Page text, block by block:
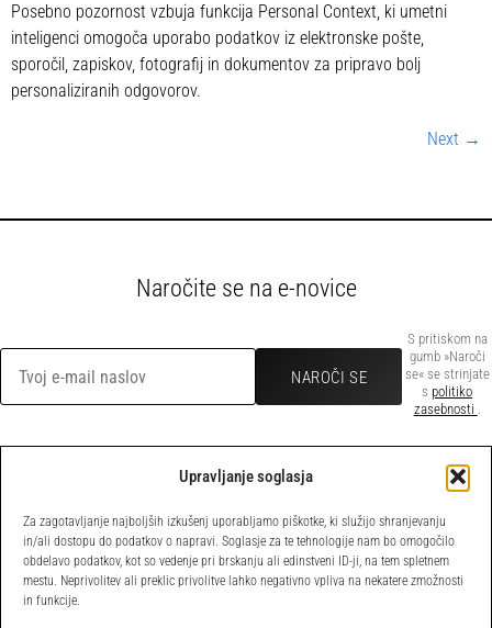
Upravljanje soglasja
Za zagotavljanje najboljših izkušenj uporabljamo piškotke, ki služijo shranjevanju
in/ali dostopu do podatkov o napravi. Soglasje za te tehnologije nam bo omogočilo
obdelavo podatkov, kot so vedenje pri brskanju ali edinstveni ID-ji, na tem spletnem
mestu. Neprivolitev ali preklic privolitve lahko negativno vpliva na nekatere zmožnosti
in funkcije.
Posebno pozornost vzbuja funkcija Personal Context, ki umetni
inteligenci omogoča uporabo podatkov iz elektronske pošte,
sporočil, zapiskov, fotografij in dokumentov za pripravo bolj
personaliziranih odgovorov.
Next →
Naročite se na e-novice
S pritiskom na
gumb »Naroči
se« se strinjate
s politiko
zasebnosti .
POVEZAVE
Domov
Novice
Pravilnik o
piškotkih